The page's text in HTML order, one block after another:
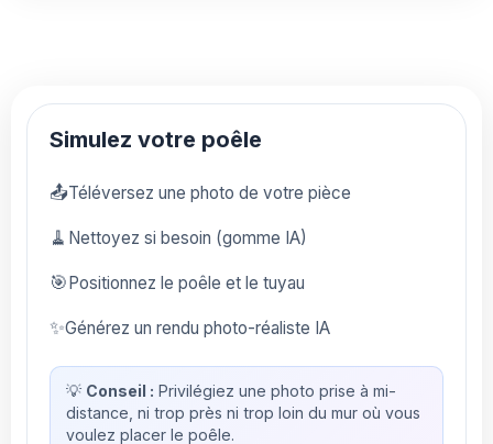
Simulez votre poêle
📤Téléversez une photo de votre pièce
🧹 Nettoyez si besoin (gomme IA)
🎯Positionnez le poêle et le tuyau
✨Générez un rendu photo-réaliste IA
💡 Conseil : Privilégiez une photo prise à mi-
distance, ni trop près ni trop loin du mur où vous
voulez placer le poêle.